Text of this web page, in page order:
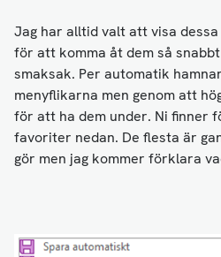
Jag har alltid valt att visa
för att komma åt dem så
smaksak. Per automatik
menyflikarna men genom att
för att ha dem under. Ni finner
favoriter nedan. De flesta är
gör men jag kommer förklara